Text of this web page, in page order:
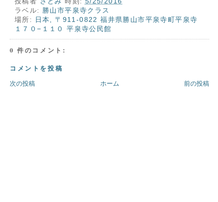
ラベル: 勝山市平泉寺クラス
場所:
日本, 〒911-0822 福井県勝山市平泉寺町平泉寺
１７０−１１０ 平泉寺公民館
0 件のコメント:
コメントを投稿
次の投稿 前の投稿
ホーム